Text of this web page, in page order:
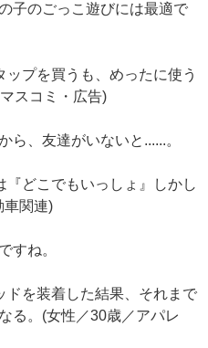
子のごっこ遊びには最適で
プを買うも、めったに使う
スコミ・広告)
ら、友達がいないと......。
どこでもいっしょ』しかし
車関連)
すね。
を装着した結果、それまで
る。(女性／30歳／アパレ